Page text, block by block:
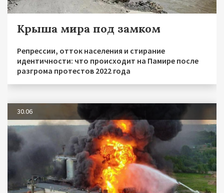
Крыша мира под замком
Репрессии, отток населения и стирание
идентичности: что происходит на Памире после
разгрома протестов 2022 года
30.06